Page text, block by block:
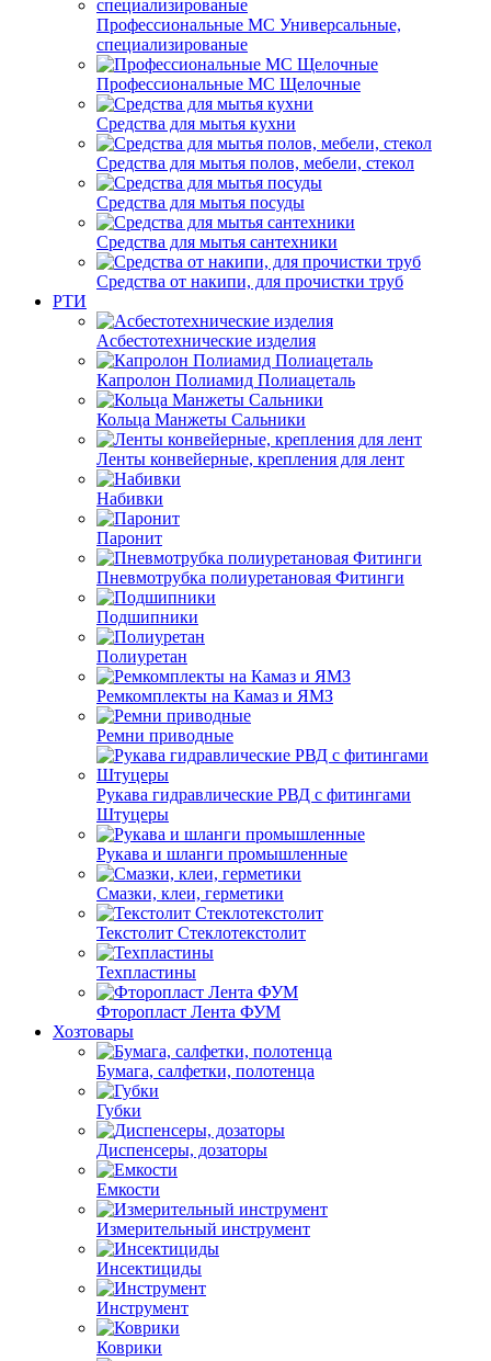
Профессиональные МС Универсальные,
специализированые
Профессиональные МС Щелочные
Средства для мытья кухни
Средства для мытья полов, мебели, стекол
Средства для мытья посуды
Средства для мытья сантехники
Средства от накипи, для прочистки труб
РТИ
Асбестотехнические изделия
Капролон Полиамид Полиацеталь
Кольца Манжеты Сальники
Ленты конвейерные, крепления для лент
Набивки
Паронит
Пневмотрубка полиуретановая Фитинги
Подшипники
Полиуретан
Ремкомплекты на Камаз и ЯМЗ
Ремни приводные
Рукава гидравлические РВД с фитингами
Штуцеры
Рукава и шланги промышленные
Смазки, клеи, герметики
Текстолит Стеклотекстолит
Техпластины
Фторопласт Лента ФУМ
Хозтовары
Бумага, салфетки, полотенца
Губки
Диспенсеры, дозаторы
Емкости
Измерительный инструмент
Инсектициды
Инструмент
Коврики